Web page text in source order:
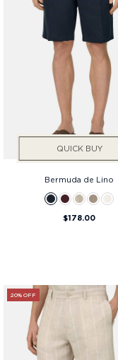
QUICK BUY
Bermuda de Lino
$178.00
20% OFF